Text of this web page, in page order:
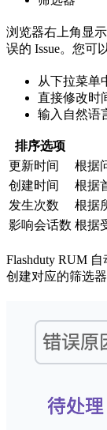
浏览器右上角显
误的 Issue。您可
从下拉菜单
直接修改时
输入自然语
排序选项
更新时间
根据
创建时间
根据
发生次数
根据
影响会话数 根据
Flashduty RUM
创建对应的筛选器